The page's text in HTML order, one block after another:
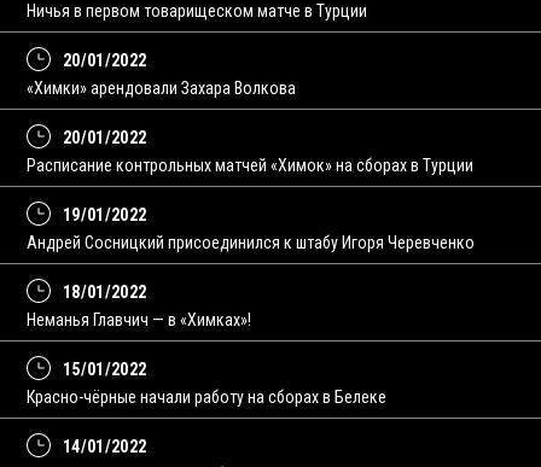
Ничья в первом товарищеском матче в Турции
20/01/2022
«Химки» арендовали Захара Волкова
20/01/2022
Расписание контрольных матчей «Химок» на сборах в Турции
19/01/2022
Андрей Сосницкий присоединился к штабу Игоря Черевченко
18/01/2022
Неманья Главчич — в «Химках»!
15/01/2022
Красно-чёрные начали работу на сборах в Белеке
14/01/2022